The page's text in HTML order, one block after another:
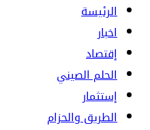
الرئيسة
اخبار
إقتصاد
الحلم الصيني
إستثمار
الطريق والحزام